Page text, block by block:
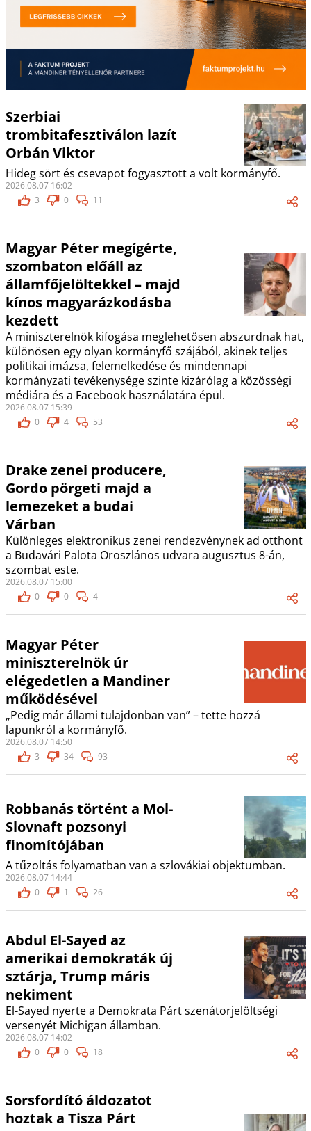
Szerbiai
trombitafesztiválon lazít
Orbán Viktor
Hideg sört és csevapot fogyasztott a volt kormányfő.
2026.08.07 16:02
3
0 11
Magyar Péter megígérte,
szombaton előáll az
államfőjelöltekkel – majd
kínos magyarázkodásba
kezdett
A miniszterelnök kifogása meglehetősen abszurdnak hat,
különösen egy olyan kormányfő szájából, akinek teljes
politikai imázsa, felemelkedése és mindennapi
kormányzati tevékenysége szinte kizárólag a közösségi
médiára és a Facebook használatára épül.
2026.08.07 15:39
0
4 53
Drake zenei producere,
Gordo pörgeti majd a
lemezeket a budai
Várban
Különleges elektronikus zenei rendezvénynek ad otthont
a Budavári Palota Oroszlános udvara augusztus 8-án,
szombat este.
2026.08.07 15:00
0
0 4
Magyar Péter
miniszterelnök úr
elégedetlen a Mandiner
működésével
„Pedig már állami tulajdonban van” – tette hozzá
lapunkról a kormányfő.
2026.08.07 14:50
3
34 93
Robbanás történt a Mol-
Slovnaft pozsonyi
finomítójában
A tűzoltás folyamatban van a szlovákiai objektumban.
2026.08.07 14:44
0
1 26
Abdul El-Sayed az
amerikai demokraták új
sztárja, Trump máris
nekiment
El-Sayed nyerte a Demokrata Párt szenátorjelöltségi
versenyét Michigan államban.
2026.08.07 14:02
0
0 18
Sorsfordító áldozatot
hoztak a Tisza Párt